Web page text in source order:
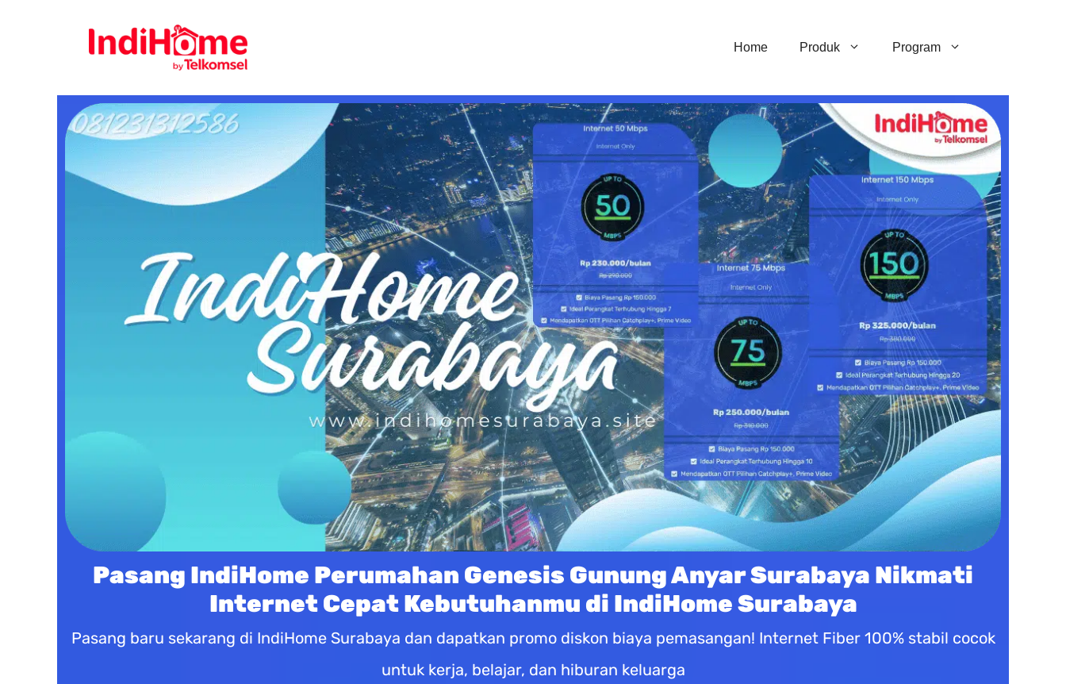
Home Produk Program
Pasang IndiHome Perumahan Genesis Gunung Anyar Surabaya Nikmati
Internet Cepat Kebutuhanmu di IndiHome Surabaya
Pasang baru sekarang di IndiHome Surabaya dan dapatkan promo diskon biaya pemasangan! Internet Fiber 100% stabil cocok
untuk kerja, belajar, dan hiburan keluarga